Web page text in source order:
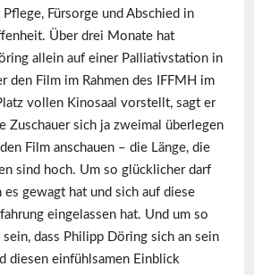
Fürsorge und Abschied in
Über drei Monate hat
allein auf einer Palliativstation in
den Film im Rahmen des IFFMH im
vollen Kinosaal vorstellt, sagt er
Zuschauer sich ja zweimal überlegen
Film anschauen – die Länge, die
sind hoch. Um so glücklicher darf
es gewagt hat und sich auf diese
eingelassen hat. Und um so
sein, dass Philipp Döring sich an sein
diesen einfühlsamen Einblick